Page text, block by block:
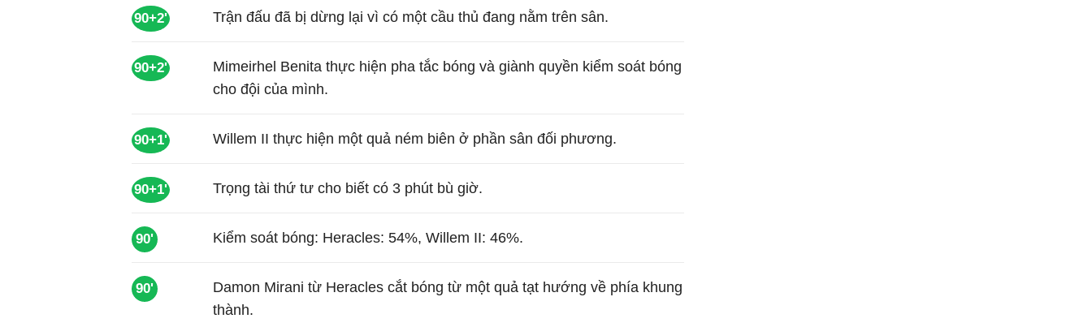
90+2' Trận đấu đã bị dừng lại vì có một cầu thủ đang nằm trên sân.
90+2'
Mimeirhel Benita thực hiện pha tắc bóng và giành quyền kiểm soát bóng
cho đội của mình.
90+1' Willem II thực hiện một quả ném biên ở phần sân đối phương.
90+1' Trọng tài thứ tư cho biết có 3 phút bù giờ.
90' Kiểm soát bóng: Heracles: 54%, Willem II: 46%.
90'
Damon Mirani từ Heracles cắt bóng từ một quả tạt hướng về phía khung
thành.